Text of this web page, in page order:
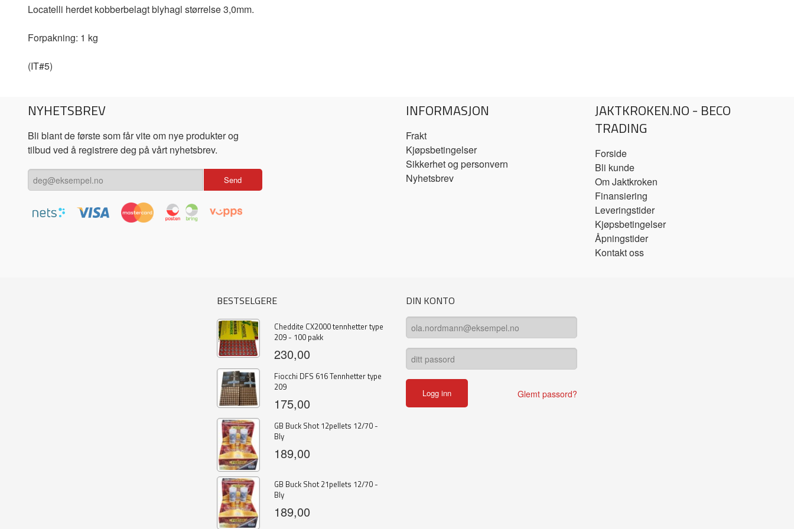
Locatelli herdet kobberbelagtblyhagl størrelse 3,0mm.
Forpakning: 1 kg
(IT#5)
NYHETSBREV
Bli blant de første som får vite om nye produkter og
tilbud ved å registrere deg på vårt nyhetsbrev.
INFORMASJON
Frakt
Kjøpsbetingelser
Sikkerhet og personvern
Nyhetsbrev
JAKTKROKEN.NO - BECO
TRADING
Forside
Bli kunde
Om Jaktkroken
Finansiering
Leveringstider
Kjøpsbetingelser
Åpningstider
Kontakt oss
BESTSELGERE
Cheddite CX2000 tennhetter type
209 - 100 pakk
230,00
Fiocchi DFS 616 Tennhetter type
209
175,00
GB Buck Shot 12pellets 12/70 -
Bly
189,00
GB Buck Shot 21pellets 12/70 -
Bly
189,00
DIN KONTO
Glemt passord?